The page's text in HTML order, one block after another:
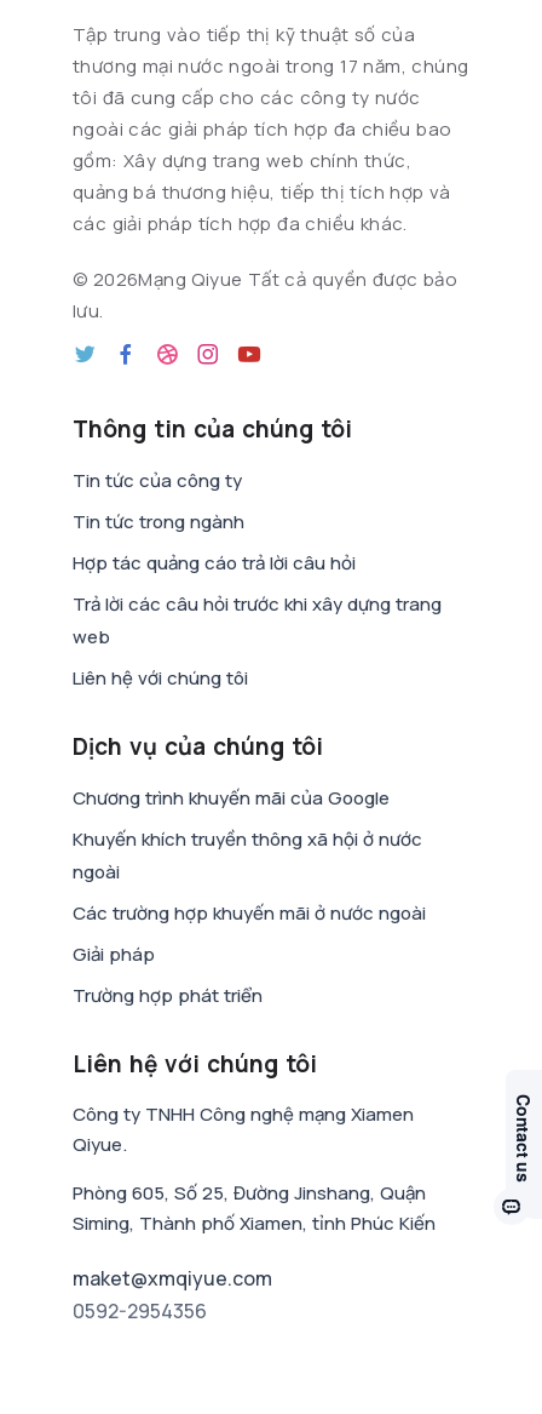
Tập trung vào tiếp thị kỹ thuật số của
thương mại nước ngoài trong 17 năm, chúng
tôi đã cung cấp cho các công ty nước
ngoài các giải pháp tích hợp đa chiều bao
gồm: Xây dựng trang web chính thức,
quảng bá thương hiệu, tiếp thị tích hợp và
các giải pháp tích hợp đa chiều khác.
© 2026Mạng Qiyue Tất cả quyền được bảo
lưu.
Thông tin của chúng tôi
Tin tức của công ty
Tin tức trong ngành
Hợp tác quảng cáo trả lời câu hỏi
Trả lời các câu hỏi trước khi xây dựng trang
web
Liên hệ với chúng tôi
Dịch vụ của chúng tôi
Chương trình khuyến mãi của Google
Khuyến khích truyền thông xã hội ở nước
ngoài
Các trường hợp khuyến mãi ở nước ngoài
Giải pháp
Trường hợp phát triển
Liên hệ với chúng tôi
Công ty TNHH Công nghệ mạng Xiamen
Qiyue.
Phòng 605, Số 25, Đường Jinshang, Quận
Siming, Thành phố Xiamen, tỉnh Phúc Kiến
maket@xmqiyue.com
0592-2954356